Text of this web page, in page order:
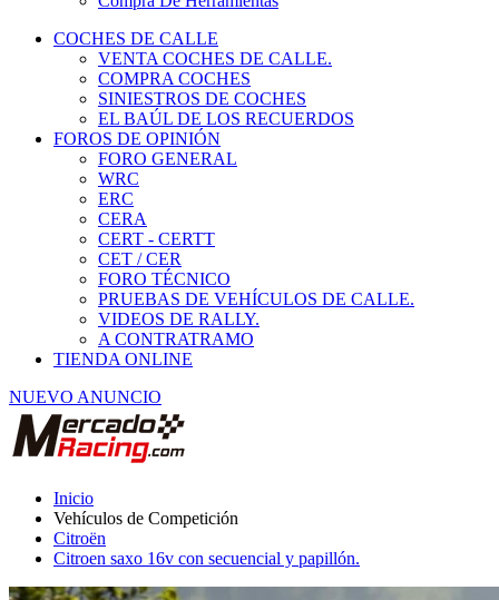
COCHES DE CALLE
VENTA COCHES DE CALLE.
COMPRA COCHES
SINIESTROS DE COCHES
EL BAÚL DE LOS RECUERDOS
FOROS DE OPINIÓN
FORO GENERAL
WRC
ERC
CERA
CERT - CERTT
CET / CER
FORO TÉCNICO
PRUEBAS DE VEHÍCULOS DE CALLE.
VIDEOS DE RALLY.
A CONTRATRAMO
TIENDA ONLINE
NUEVO ANUNCIO
Vehículos de Competición
Citroën
Citroen saxo 16v con secuencial y papillón.